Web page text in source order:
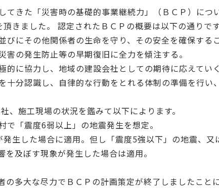
てきた「災害時の基礎的事業継続力」（ＢＣＰ）につ
きました。 認定されたＢＣＰの概要は以下の通りで
にその他関係者の生命を守り、その安全を確保する
の発生防止等の早期復旧に全力を傾注する。
に協力し、地域の建設会社としての期待に応えていく
十分認識し、自律的な行動をとれる体制の準備を行い
、施工現場の状況を鑑みて以下によります。
「震度6弱以上」の地震発生を想定。
生した場合に適用。但し「震度5強以下」の地震、又
及ぼす現象が発生した場合は適用。
多大な尽力でＢＣＰの計画策定が終了しましたこと